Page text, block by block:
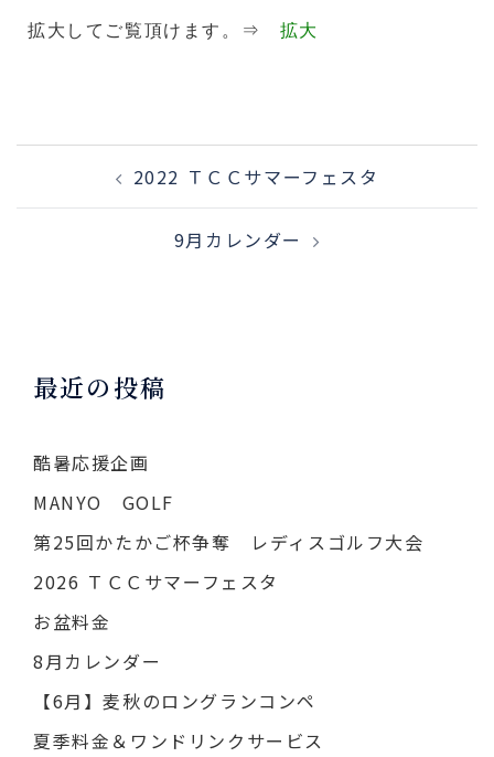
拡大してご覧頂けます。⇒ 拡大
2022 ＴＣＣサマーフェスタ
9月カレンダー
最近の投稿
酷暑応援企画
MANYO GOLF
第25回かたかご杯争奪 レディスゴルフ大会
2026 ＴＣＣサマーフェスタ
お盆料金
8月カレンダー
【6月】麦秋のロングランコンペ
夏季料金＆ワンドリンクサービス